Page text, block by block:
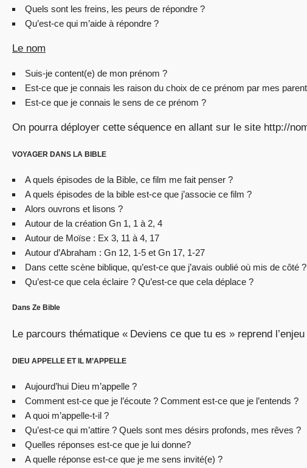
Quels sont les freins, les peurs de répondre ?
Qu’est-ce qui m’aide à répondre ?
Le nom
Suis-je content(e) de mon prénom ?
Est-ce que je connais les raison du choix de ce prénom par mes
Est-ce que je connais le sens de ce prénom ?
On pourra déployer cette séquence en allant sur le site http://
VOYAGER DANS LA BIBLE
A quels épisodes de la Bible, ce film me fait penser ?
A quels épisodes de la bible est-ce que j’associe ce film ?
Alors ouvrons et lisons ?
Autour de la création Gn 1, 1 à 2, 4
Autour de Moïse : Ex 3, 11 à 4, 17
Autour d’Abraham : Gn 12, 1-5 et Gn 17, 1-27
Dans cette scène biblique, qu’est-ce que j’avais oublié où mis de côté ?
Qu’est-ce que cela éclaire ? Qu’est-ce que cela déplace ?
Dans Ze Bible
Le parcours thématique « Deviens ce que tu es » reprend
DIEU APPELLE ET IL M’APPELLE
Aujourd’hui Dieu m’appelle ?
Comment est-ce que je l’écoute ? Comment est-ce que je l’entends ?
A quoi m’appelle-t-il ?
Qu’est-ce qui m’attire ? Quels sont mes désirs profonds, mes rêves ?
Quelles réponses est-ce que je lui donne?
A quelle réponse est-ce que je me sens invité(e) ?